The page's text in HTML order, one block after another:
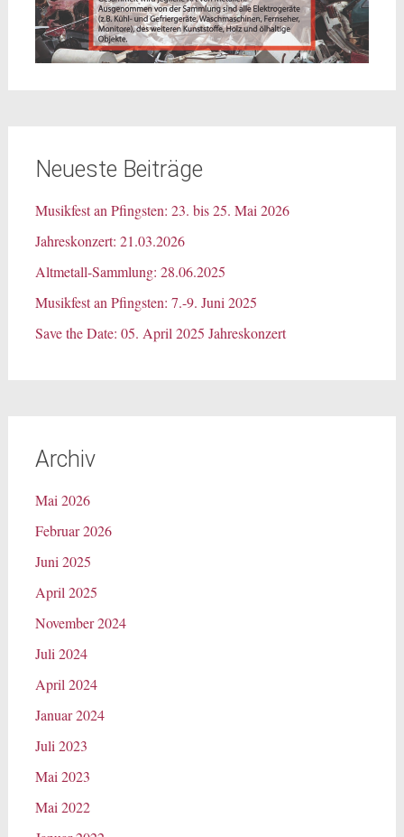
Neueste Beiträge
Musikfest an Pfingsten: 23. bis 25. Mai 2026
Jahreskonzert: 21.03.2026
Altmetall-Sammlung: 28.06.2025
Musikfest an Pfingsten: 7.-9. Juni 2025
Save the Date: 05. April 2025 Jahreskonzert
Archiv
Mai 2026
Februar 2026
Juni 2025
April 2025
November 2024
Juli 2024
April 2024
Januar 2024
Juli 2023
Mai 2023
Mai 2022